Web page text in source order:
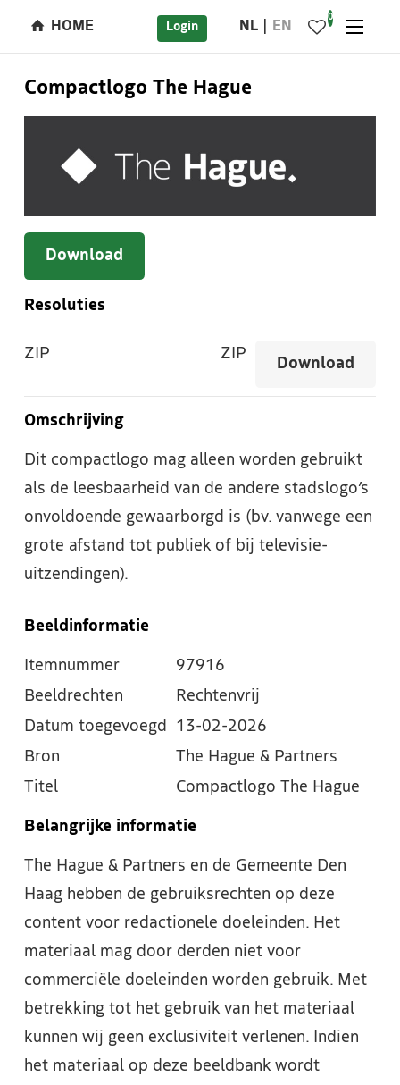
HOME Login NL EN
0
Compactlogo The Hague
Download
Resoluties
ZIP ZIP
Download
Omschrijving
Dit compactlogo mag alleen worden gebruikt
als de leesbaarheid van de andere stadslogo’s
onvoldoende gewaarborgd is (bv. vanwege een
grote afstand tot publiek of bij televisie-
uitzendingen).
Beeldinformatie
Itemnummer
97916
Beeldrechten
Rechtenvrij
Datum toegevoegd
13-02-2026
Bron
The Hague & Partners
Titel
Compactlogo The Hague
Belangrijke informatie
The Hague & Partners en de Gemeente Den
Haag hebben de gebruiksrechten op deze
content voor redactionele doeleinden. Het
materiaal mag door derden niet voor
commerciële doeleinden worden gebruik. Met
betrekking tot het gebruik van het materiaal
kunnen wij geen exclusiviteit verlenen. Indien
het materiaal op deze beeldbank wordt